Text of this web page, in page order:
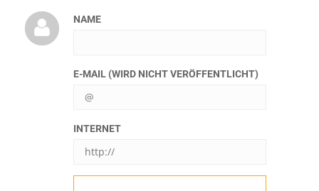
NAME
E-MAIL (WIRD NICHT VERÖFFENTLICHT)
INTERNET